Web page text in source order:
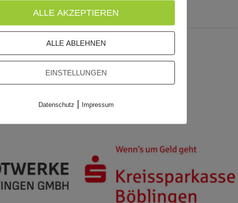
ALLE AKZEPTIEREN
ALLE ABLEHNEN
EINSTELLUNGEN
Datenschutz | Impressum